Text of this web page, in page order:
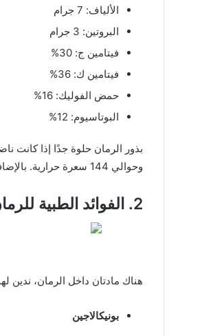
الألياف: 7 جرام
البروتين: 3 جرام
فيتامين ج: 30%
فيتامين ك: 36%
حمض الفوليك: 16%
البوتاسيوم: 12%
وحوالي 144 سعرة حرارية. بالإضافة إلى ذلك، يحتوي الرمان على مركبات قوية ذات فوائد طبية.
2. الفوائد الطبية للرمان
هناك مادتان داخل الرمان، ندين
بونيكالاجين